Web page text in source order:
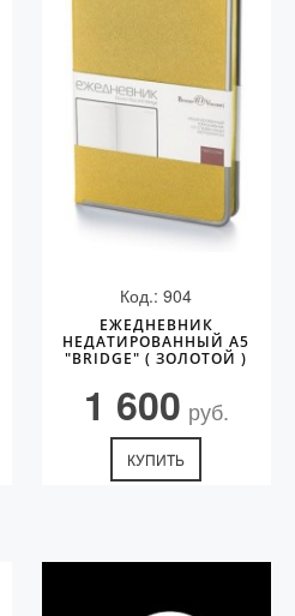
Код.: 904
ЕЖЕДНЕВНИК
НЕДАТИРОВАННЫЙ А5
"BRIDGE" ( ЗОЛОТОЙ )
1 600 руб.
КУПИТЬ